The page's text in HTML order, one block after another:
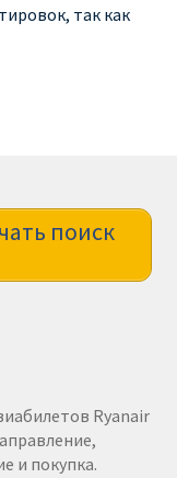
так как
поиск
Ryanair
и покупка.